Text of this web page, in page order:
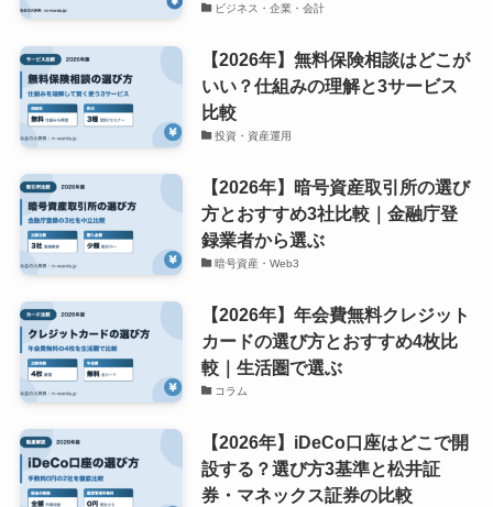
ビジネス・企業・会計
【2026年】無料保険相談はどこが
いい？仕組みの理解と3サービス
比較
投資・資産運用
【2026年】暗号資産取引所の選び
方とおすすめ3社比較｜金融庁登
録業者から選ぶ
暗号資産・Web3
【2026年】年会費無料クレジット
カードの選び方とおすすめ4枚比
較｜生活圏で選ぶ
コラム
【2026年】iDeCo口座はどこで開
設する？選び方3基準と松井証
券・マネックス証券の比較